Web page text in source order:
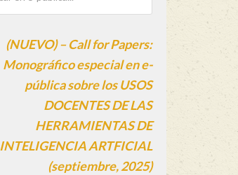
(NUEVO) – Call for Papers:
Monográfico especial en e-
pública sobre los USOS
DOCENTES DE LAS
HERRAMIENTAS DE
INTELIGENCIA ARTFICIAL
(septiembre, 2025)